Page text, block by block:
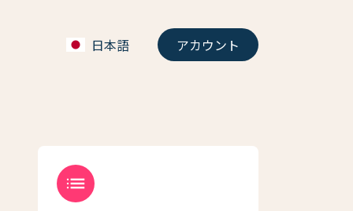
日本語 アカウント
list